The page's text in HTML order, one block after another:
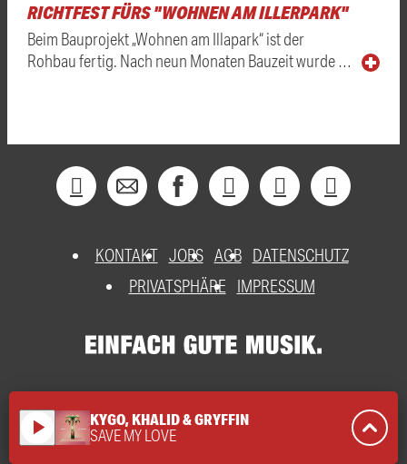
RICHTFEST FÜRS "WOHNEN AM ILLERPARK"
Beim Bauprojekt „Wohnen am Illapark“ ist der
Rohbau fertig. Nach neun Monaten Bauzeit wurde …
KONTAKT JOBS AGB DATENSCHUTZ
PRIVATSPHÄRE
IMPRESSUM
play_arrow KYGO, KHALID & GRYFFIN
SAVE MY LOVE